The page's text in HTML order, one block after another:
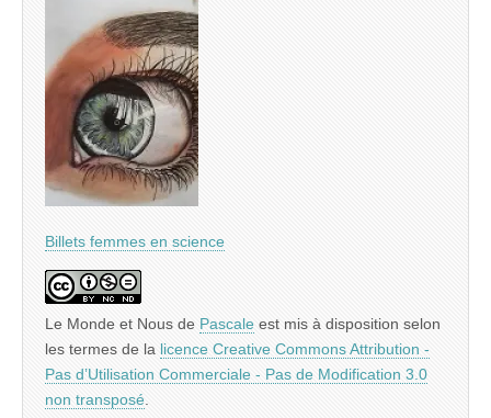
Billets femmes en science
Le Monde et Nous de Pascale est mis à disposition selon
les termes de la licence Creative Commons Attribution -
Pas d’Utilisation Commerciale - Pas de Modification 3.0
non transposé